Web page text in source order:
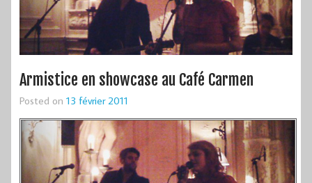
Armistice en showcase au Café Carmen
Posted on 13 février 2011